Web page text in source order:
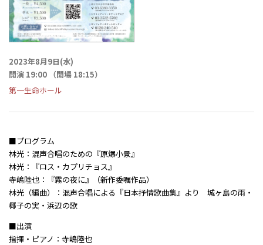
2023年8月9日(水)
開演 19:00 （開場 18:15）
第一生命ホール
■プログラム
林光：混声合唱のための『原爆小景』
林光：『ロス・カプリチョス』
寺嶋陸也：『霧の夜に』（新作委嘱作品）
林光（編曲）：混声合唱による『日本抒情歌曲集』より 城ヶ島の雨・
椰子の実・浜辺の歌
■出演
指揮・ピアノ：寺嶋陸也